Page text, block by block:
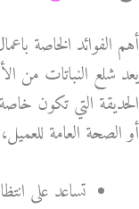
أهم الفوائد الخاصة
يعد شلع النباتات من
الحديقة التي تكون
أو الصحة العامة للعميل،
تساعد على